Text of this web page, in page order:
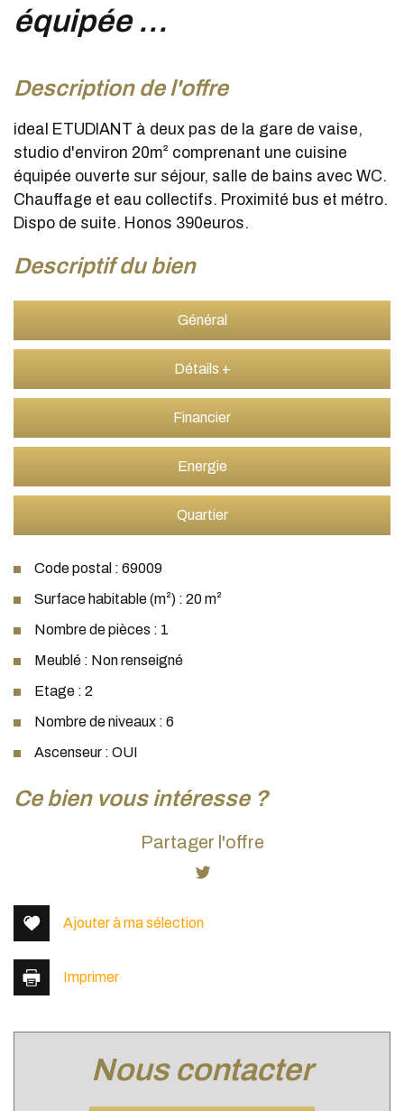
équipée ...
description de l'offre
ideal ETUDIANT à deux pas de la gare de vaise,
studio d'environ 20m² comprenant une cuisine
équipée ouverte sur séjour, salle de bains avec WC.
Chauffage et eau collectifs. Proximité bus et métro.
Dispo de suite. Honos 390euros.
descriptif du bien
Général
Détails +
Financier
Energie
Quartier
Code postal : 69009
Surface habitable (m²) : 20 m²
Nombre de pièces : 1
Meublé : Non renseigné
Etage : 2
Nombre de niveaux : 6
Ascenseur : OUI
la ville de lyon (69009)
Leaflet |©JawgMaps|© OpenStreetMap
ce bien vous intéresse ?
Partager l'offre
Ajouter à ma sélection
Imprimer
nous contacter